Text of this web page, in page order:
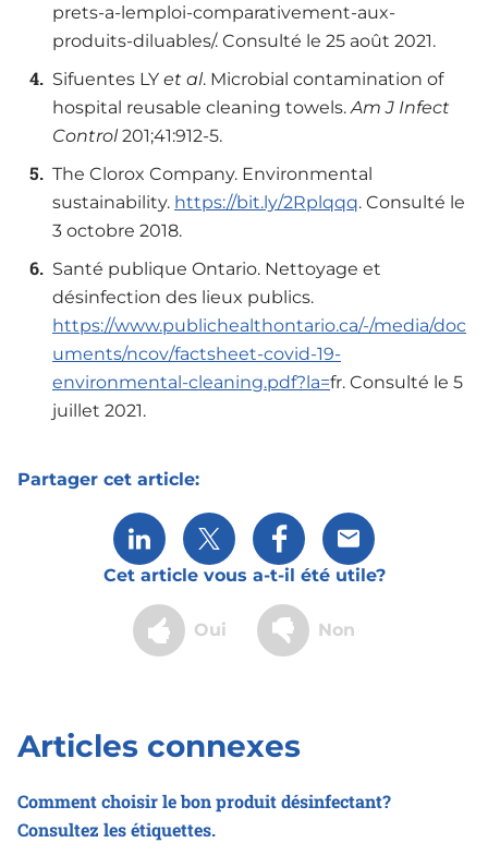
prets-a-lemploi-comparativement-aux-
produits-diluables/. Consulté le 25 août 2021.
Sifuentes LY et al. Microbial contamination of
hospital reusable cleaning towels.Am J Infect
Control201;41:912-5.
The Clorox Company. Environmental
sustainability. https://bit.ly/2Rplqqq. Consulté le
3 octobre 2018.
Santé publique Ontario. Nettoyage et
désinfection des lieux publics.
https://www.publichealthontario.ca/-/media/doc
uments/ncov/factsheet-covid-19-
environmental-cleaning.pdf?la=fr. Consulté le 5
juillet 2021.
Partager cet article:
Share via LinkedIn
Share via XPartager via Facebook
Partager via
Cet article vous a-t-il été utile?
Oui Non
Articles connexes
Comment choisir le bon produit désinfectant?
Consultez les étiquettes.